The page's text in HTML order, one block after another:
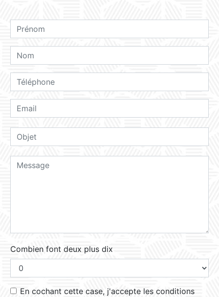
Combien font deux plus dix
En cochant cette case, j'accepte les conditions